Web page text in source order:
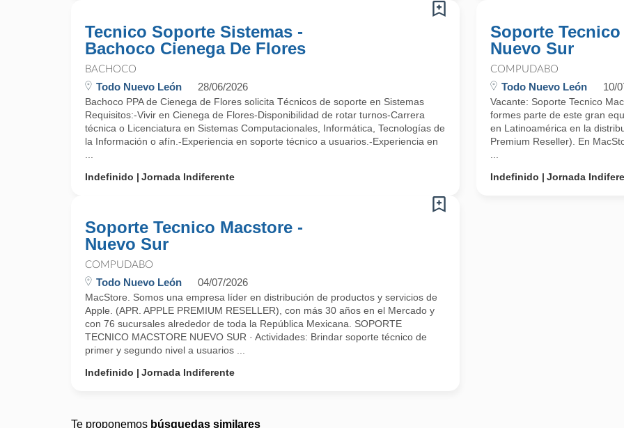
Tecnico Soporte Sistemas -
Bachoco Cienega De Flores
BACHOCO
Todo Nuevo León 28/06/2026
Bachoco PPA de Cienega de Flores solicita Técnicos de soporte en Sistemas
Requisitos:-Vivir en Cienega de Flores-Disponibilidad de rotar turnos-Carrera
técnica o Licenciatura en Sistemas Computacionales, Informática, Tecnologías de
la Información o afín.-Experiencia en soporte técnico a usuarios.-Experiencia en
Indefinido
Jornada Indiferente
Soporte
Nuevo Sur
COMPUDABO
Todo Nuevo León 10/
Vacante: Soporte Tecnico
formes parte de este gran
en Latinoamérica en la
Premium Reseller). En
Indefinido
Jornada
Soporte Tecnico Macstore -
Nuevo Sur
COMPUDABO
Todo Nuevo León 04/07/2026
MacStore. Somos una empresa líder en distribución de productos y servicios de
Apple. (APR. APPLE PREMIUM RESELLER), con más 30 años en el Mercado y
con 76 sucursales alrededor de toda la República Mexicana. SOPORTE
TECNICO MACSTORE NUEVO SUR · Actividades: Brindar soporte técnico de
primer y segundo nivel a usuarios ...
Indefinido
Jornada Indiferente
Te proponemos búsquedas similares